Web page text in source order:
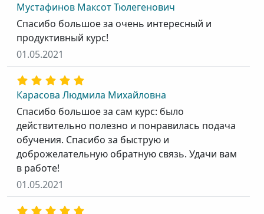
Мустафинов Максот Тюлегенович
Спасибо большое за очень интересный и
продуктивный курс!
01.05.2021
Карасова Людмила Михайловна
Спасибо большое за сам курс: было
действительно полезно и понравилась подача
обучения. Спасибо за быструю и
доброжелательную обратную связь. Удачи вам
в работе!
01.05.2021